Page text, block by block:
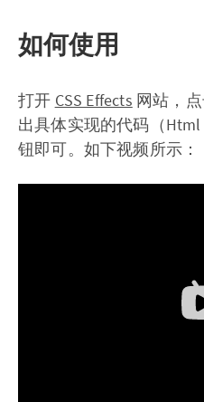
如何使用
打开 CSS Effects 网站，
出具体实现的代码（Html
钮即可。如下视频所示：